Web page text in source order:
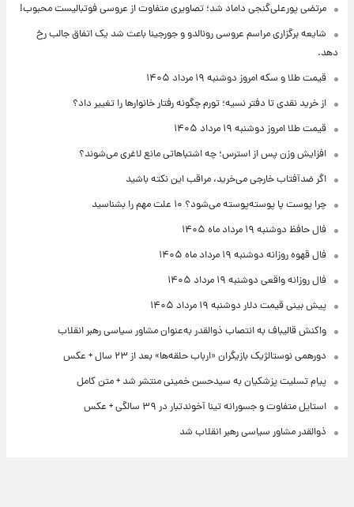
مرتضی پورعلی‌گنجی داماد شد؛ تصاویری متفاوت از عروسی فوتبالیست محبوب!
شایعه برگزاری مراسم عروسی رونالدو و جورجینا باعث شد یک اتفاق جالب رخ
دهد.
قیمت طلا و سکه امروز دوشنبه ۱۹ مرداد ۱۴۰۵
از خرید نقدی تا دفتر نسیه؛ تورم چگونه رفتار خانوارها را تغییر داد؟
قیمت طلا امروز دوشنبه ۱۹ مرداد ۱۴۰۵
افزایش وزن پس از استرس؛ چه اشتباهاتی مانع لاغری می‌شوند؟
اگر ضدآفتاب خارجی می‌خرید، مراقب این نکته باشید
چرا پوست پا پوسته‌پوسته می‌شود؟ ۱۰ علت مهم را بشناسید
فال حافظ دوشنبه ۱۹ مرداد ماه ۱۴۰۵
فال قهوه روزانه دوشنبه ۱۹ مرداد ماه ۱۴۰۵
فال روزانه واقعی دوشنبه ۱۹ مرداد ۱۴۰۵
پیش‌ بینی قیمت دلار دوشنبه ۱۹ مرداد ۱۴۰۵
واکنش قالیباف به انتصاب ذوالقدر به‌عنوان مشاور سیاسی رهبر انقلاب
دورهمی نوستالژیک بازیگران «ارباب حلقه‌ها» بعد از ۲۳ سال + عکس
پیام تسلیت پزشکیان به سیدحسن خمینی منتشر شد + متن کامل
استایل متفاوت و جسورانه تینا آخوندتبار در ۳۹ سالگی + عکس
ذوالقدر مشاور سیاسی رهبر انقلاب شد